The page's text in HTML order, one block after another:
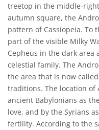
treetop in the middle-
autumn square, the
pattern of Cassiopeia. To
part of the visible Milky
Cepheus in the dark area
celestial family. The
the area that is now
traditions. The location of
ancient Babylonians as
love, and by the Syrians
fertility. According to the